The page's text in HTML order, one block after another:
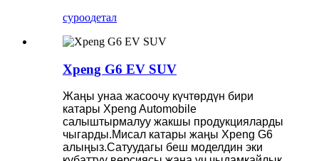
суроодетал
Xpeng G6 EV SUV
Жаңы унаа жасоочу күчтөрдүн бири
катары Xpeng Automobile
салыштырмалуу жакшы продукцияларды
чыгарды.Мисал катары жаңы Xpeng G6
алыңыз.Сатуудагы беш моделдин эки